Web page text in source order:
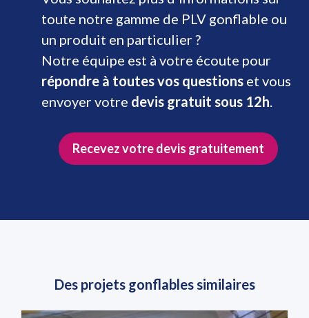
toute notre gamme de PLV gonflable ou
un produit en particulier ?
Notre équipe est à votre écoute pour
répondre à toutes vos questions et vous
envoyer votre devis gratuit sous 12h.
Recevez votre devis gratuitement
Des projets gonflables similaires